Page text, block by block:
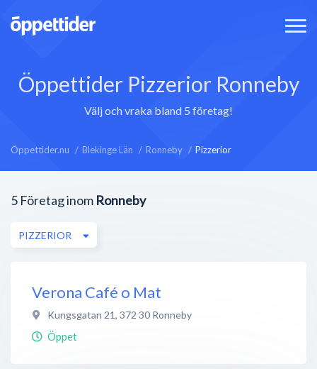
Öppettider Pizzerior Ronneby
Välj och vraka bland 5 företag!
Öppettider.nu Blekinge Län Ronneby Pizzerior
5 Företag inom Ronneby
PIZZERIOR
Verona Café o Mat
Kungsgatan 21, 372 30 Ronneby
Öppet